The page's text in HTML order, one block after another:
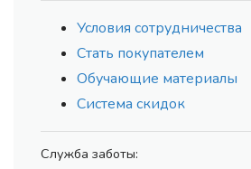
Условия сотрудничества
Стать покупателем
Обучающие материалы
Система скидок
Служба заботы: